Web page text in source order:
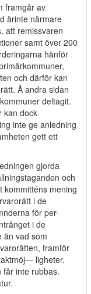
framgår av
ärinte närmare
att remissvaren
samt över 200
hänför
och därför kan
Å andra sidan
deltagit.
kan dock
inte ge anledning
gett ett
gjorda
och
kommitténs mening
i de
för per-
i de
än vad som
framför
ligheter.
inte rubbas.